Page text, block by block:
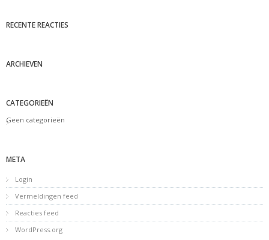
RECENTE REACTIES
ARCHIEVEN
CATEGORIEËN
Geen categorieën
META
Login
Vermeldingen feed
Reacties feed
WordPress.org